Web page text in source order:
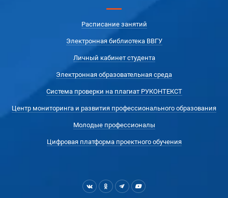
Расписание занятий
Электронная библиотека ВВГУ
Личный кабинет студента
Электронная образовательная среда
Система проверки на плагиат РУКОНТЕКСТ
Центр мониторинга и развития профессионального образования
Молодые профессионалы
Цифровая платформа проектного обучения